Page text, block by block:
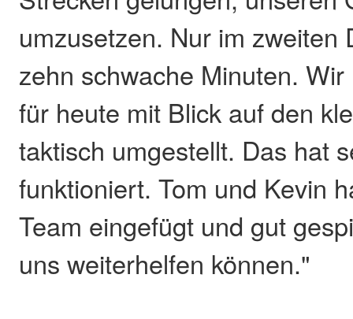
umzusetzen. Nur im zweiten
zehn schwache Minuten.
für heute mit Blick auf den
taktisch umgestellt. Das hat
funktioniert. Tom und Kevin
Team eingefügt und gut
uns weiterhelfen können."